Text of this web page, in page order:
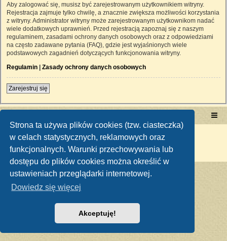
Strona ta używa plików cookies (tzw. ciasteczka)
w celach statystycznych, reklamowych oraz
funkcjonalnych. Warunki przechowywania lub
dostępu do plików cookies można określić w
ustawieniach przeglądarki internetowej.
Dowiedz się więcej
Akceptuję!
Aby zalogować się, musisz być zarejestrowanym użytkownikiem witryny.
Rejestracja zajmuje tylko chwilę, a znacznie zwiększa możliwości korzystania
z witryny. Administrator witryny może zarejestrowanym użytkownikom nadać
wiele dodatkowych uprawnień. Przed rejestracją zapoznaj się z naszym
regulaminem, zasadami ochrony danych osobowych oraz z odpowiedziami
na często zadawane pytania (FAQ), gdzie jest wyjaśnionych wiele
podstawowych zagadnień dotyczących funkcjonowania witryny.
Regulamin | Zasady ochrony danych osobowych
Zarejestruj się
Technologię dostarcza phpBB ® Forum Software © phpBB Limited
Polski pakiet językowy dostarcza
Zasady ochrony danych osobowych|Regulamin